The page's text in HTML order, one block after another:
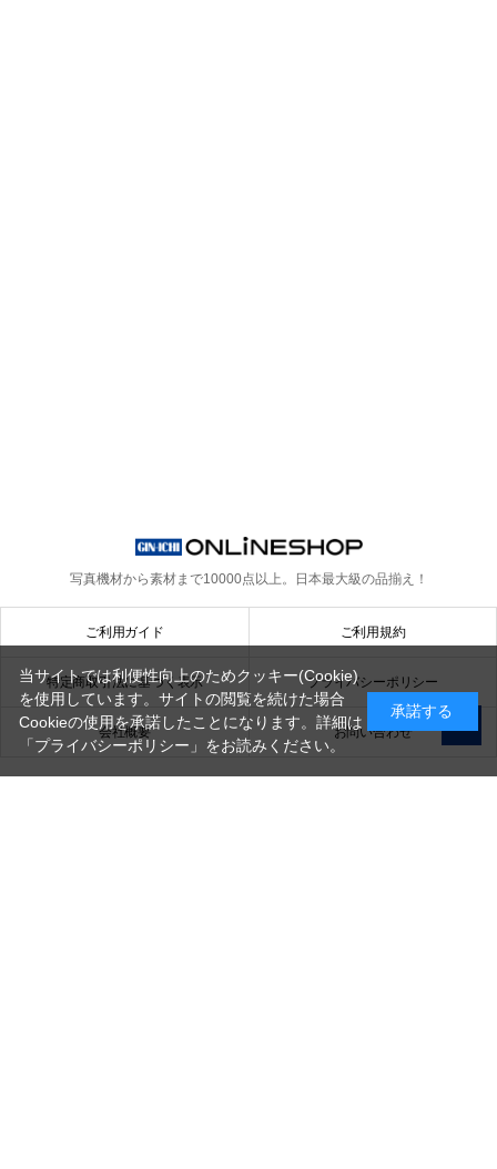
写真機材から素材まで10000点以上。 日本最大級の品揃え！
ご利用ガイド ご利用規約
特定商取引法に基づく表示 プライバシーポリシー
会社概要 お問い合わせ
当サイトでは利便性向上のためクッキー(Cookie)
を使用しています。サイトの閲覧を続けた場合
Cookieの使用を承諾したことになります。詳細は
「プライバシーポリシー」 をお読みください。
承諾する